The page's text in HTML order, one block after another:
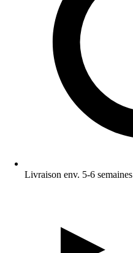
Livraison env. 5-6 semaines